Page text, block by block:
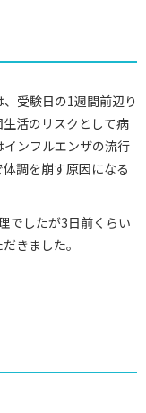
受験日の1週間前辺り
活のリスクとして病
ンフルエンザの流行
調を崩す原因になる
でしたが3日前くらい
きました。